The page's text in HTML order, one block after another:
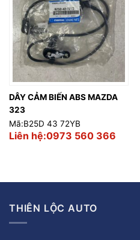
DÂY CẢM BIẾN ABS MAZDA
323
Mã:B25D 43 72YB
Liên hệ:0973 560 366
THIÊN LỘC AUTO